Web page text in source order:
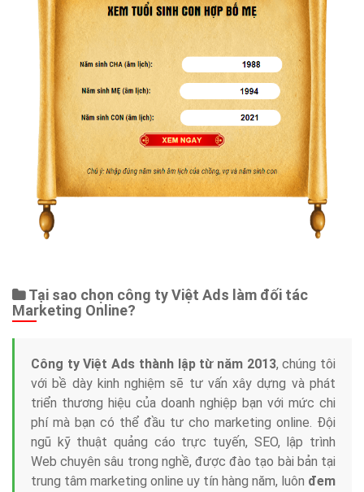
Tại sao chọn công ty Việt Ads làm đối tác
Marketing Online?
Công ty Việt Ads thành lập từ năm 2013, chúng tôi
với bề dày kinh nghiệm sẽ tư vấn xây dựng và phát
triển thương hiệu của doanh nghiệp bạn với mức chi
phí mà bạn có thể đầu tư cho marketing online. Đội
ngũ kỹ thuật quảng cáo trực tuyến, SEO, lập trình
Web chuyên sâu trong nghề, được đào tạo bài bản tại
trung tâm marketing online uy tín hàng năm, luôn đem